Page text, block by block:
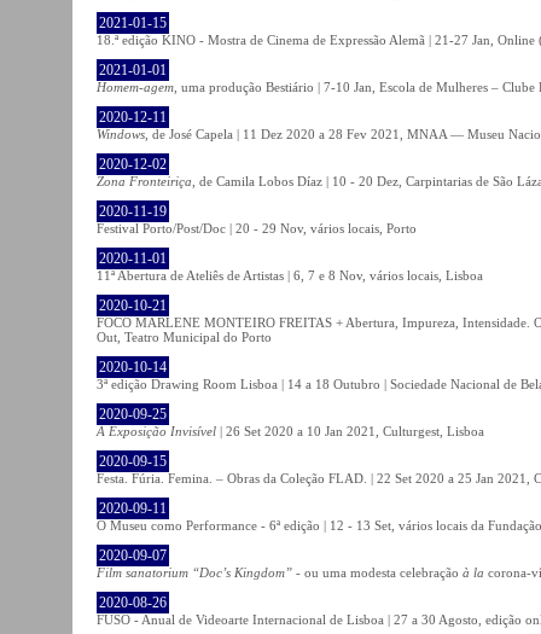
2021-01-15
18.ª edição KINO - Mostra de Cinema de Expressão Alemã | 21-27 Jan,
2021-01-01
Homem-agem , uma produção Bestiário | 7-10 Jan, Escola de Mulheres – Clube
2020-12-11
Windows , de José Capela | 11 Dez 2020 a 28 Fev 2021, MNAA — Museu
2020-12-02
Zona Fronteiriça , de Camila Lobos Díaz | 10 - 20 Dez, Carpintarias de São
2020-11-19
Festival Porto/Post/Doc | 20 - 29 Nov, vários locais, Porto
2020-11-01
11ª Abertura de Ateliês de Artistas | 6, 7 e 8 Nov, vários locais, Lisboa
2020-10-21
FOCO MARLENE MONTEIRO FREITAS + Abertura, Impureza, Intensidade.
Out, Teatro Municipal do Porto
2020-10-14
3ª edição Drawing Room Lisboa | 14 a 18 Outubro | Sociedade Nacional de
2020-09-25
A Exposição Invisível | 26 Set 2020 a 10 Jan 2021, Culturgest, Lisboa
2020-09-15
Festa. Fúria. Femina. – Obras da Coleção FLAD. | 22 Set 2020 a 25 Jan
2020-09-11
O Museu como Performance - 6ª edição | 12 - 13 Set, vários locais da
2020-09-07
Film sanatorium “Doc’s Kingdom” - ou uma modesta celebração à la corona-
2020-08-26
FUSO - Anual de Videoarte Internacional de Lisboa | 27 a 30 Agosto, edição